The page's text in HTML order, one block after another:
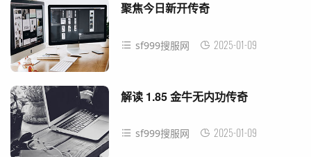
聚焦今日新开传奇
sf999搜服网 2025-01-09
解读 1.85 金牛无内功传奇
sf999搜服网 2025-01-09